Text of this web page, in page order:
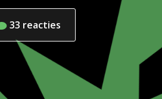
33 reacties